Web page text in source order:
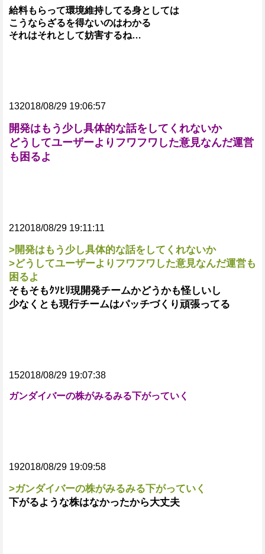
給料もらって環境維持してる身としては
こうならざるを得ないのはわかる
それはそれとして妨害するね…
132018/08/29 19:06:57
開発はもう少し具体的な話をしてくれないか
どうしてユーザーよりフワフワした意見なんだ運営
も困るよ
212018/08/29 19:11:11
>開発はもう少し具体的な話をしてくれないか
>どうしてユーザーよりフワフワした意見なんだ運営も
困るよ
そもそもｸｿﾋﾘ現開発チームかどうかも怪しいし
少なくとも現行チームはパッチづくり頑張ってる
152018/08/29 19:07:38
ガンダイバーの株がみるみる下がっていく
192018/08/29 19:09:58
>ガンダイバーの株がみるみる下がっていく
下がるような株はなかったから大丈夫